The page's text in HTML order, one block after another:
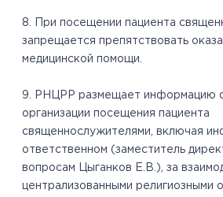
8. При посещении пациента
запрещается препятствовать
медицинской помощи.
9. РНЦРР размещает информацию
организации посещения пациента
священнослужителями, включая
ответственном (заместитель
вопросам Цыганков Е.В.), за
централизованными религиозными